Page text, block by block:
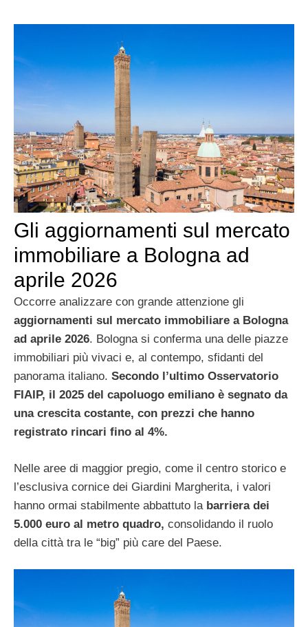
Gli aggiornamenti sul mercato
immobiliare a Bologna ad
aprile 2026
Occorre analizzare con grande attenzione gli
aggiornamenti sul mercato immobiliare a Bologna
ad aprile 2026. Bologna si conferma una delle piazze
immobiliari più vivaci e, al contempo, sfidanti del
panorama italiano. Secondo l’ultimo Osservatorio
FIAIP, il 2025 del capoluogo emiliano è segnato da
una crescita costante, con prezzi che hanno
registrato rincari fino al 4%.
Nelle aree di maggior pregio, come il centro storico e
l’esclusiva cornice dei Giardini Margherita, i valori
hanno ormai stabilmente abbattuto la barriera dei
5.000 euro al metro quadro, consolidando il ruolo
della città tra le “big” più care del Paese.